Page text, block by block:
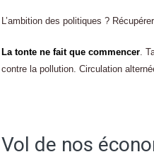
L’ambition des politiques ?
La tonte ne fait que commencer.
contre la pollution. Circulation
Vol de nos